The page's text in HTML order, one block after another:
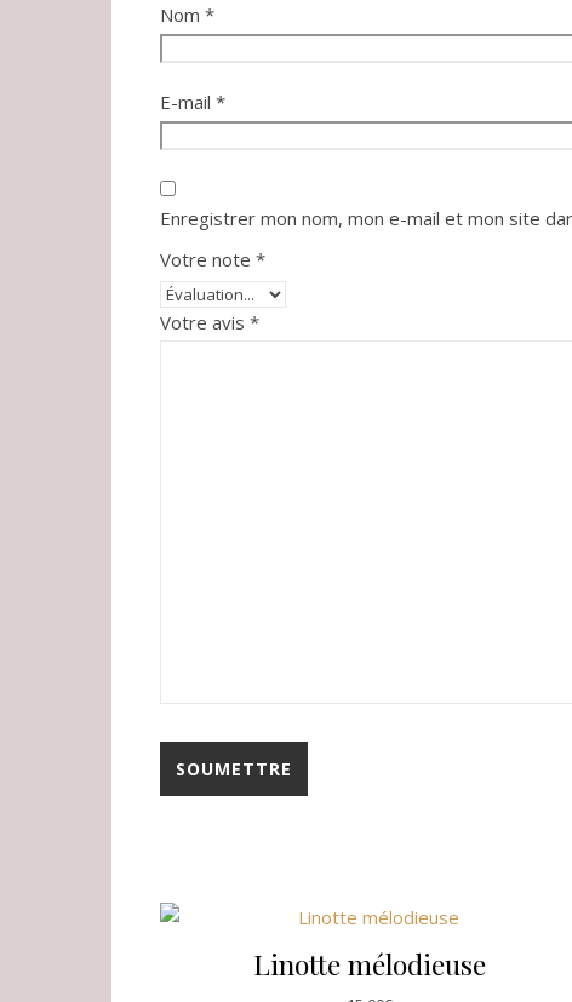
Nom *
E-mail *
Enregistrer mon nom, mon e-mail et mon site
Votre note *
Votre avis *
Linotte mélodieuse